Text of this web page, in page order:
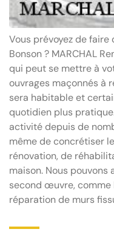
Vous prévoyez de
Bonson ? MARCHAL
qui peut se mettre à
ouvrages maçonnés à
sera habitable et
quotidien plus
activité depuis de
même de concrétiser
rénovation, de
maison. Nous
second œuvre, comme
réparation de murs